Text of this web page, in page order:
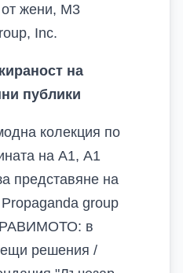
жени, M3
Inc.
на
публики
колекция по
на А1, А1
представяне на
group
в
решения /